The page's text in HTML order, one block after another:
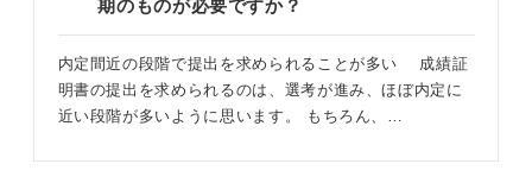
期のものが必要ですか？
内定間近の段階で提出を求められることが多い 成績証
明書の提出を求められるのは、選考が進み、ほぼ内定に
近い段階が多いように思います。 もちろん、…